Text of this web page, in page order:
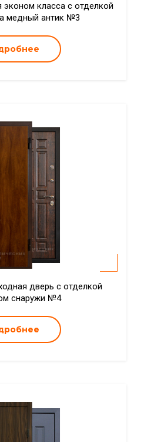
эконом класса с отделкой
медный антик №3
дверь с отделкой
снаружи №4